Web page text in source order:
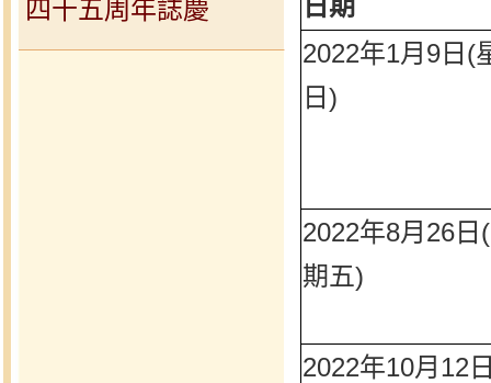
四十五周年誌慶
日期
2022年1月9日(
日)
2022年8月26日
期五)
2022年10月12